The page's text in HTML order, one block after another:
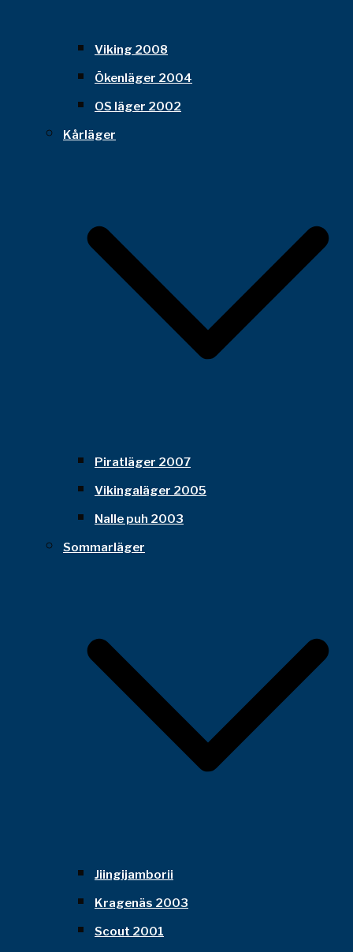
Viking 2008
Ökenläger 2004
OS läger 2002
Kårläger
Piratläger 2007
Vikingaläger 2005
Nalle puh 2003
Sommarläger
Jiingijamborii
Kragenäs 2003
Scout 2001